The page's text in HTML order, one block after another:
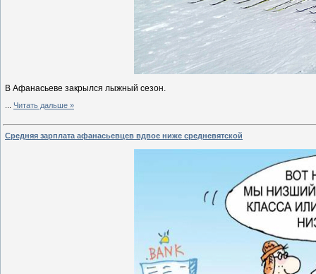
В Афанасьеве закрылся лыжный сезон.
Читать дальше »
Средняя зарплата афанасьевцев вдвое ниже средневятской